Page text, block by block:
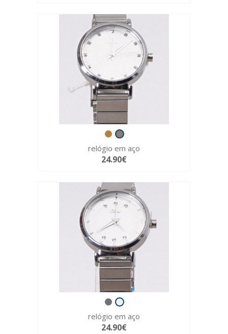
relógio em aço
24.90€
relógio em aço
24.90€